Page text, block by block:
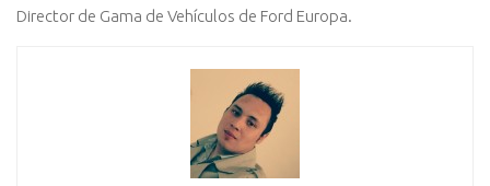
Director de Gama de Vehículos de Ford Europa.